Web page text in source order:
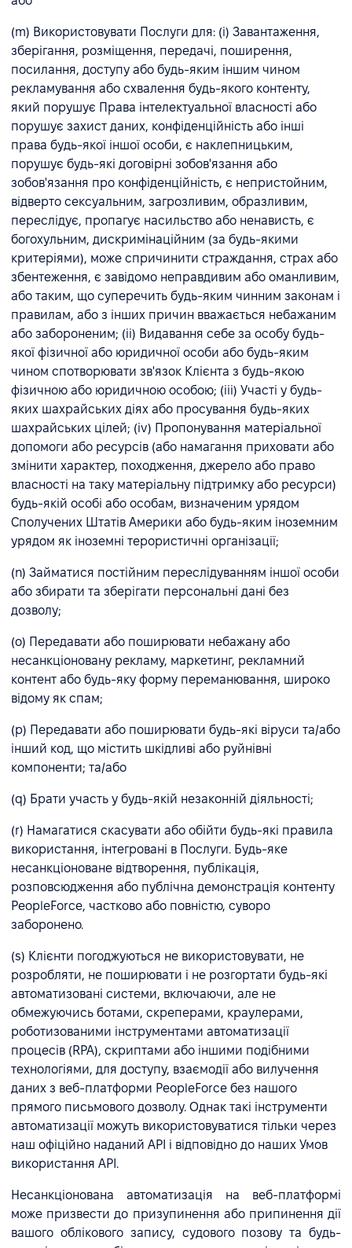
(m) Використовувати Послуги для: (i) Завантаження,
зберігання, розміщення, передачі, поширення,
посилання, доступу або будь-яким іншим чином
рекламування або схвалення будь-якого контенту,
який порушує Права інтелектуальної власності або
порушує захист даних, конфіденційність або інші
права будь-якої іншої особи, є наклепницьким,
порушує будь-які договірні зобов'язання або
зобов'язання про конфіденційність, є непристойним,
відверто сексуальним, загрозливим, образливим,
переслідує, пропагує насильство або ненависть, є
богохульним, дискримінаційним (за будь-якими
критеріями), може спричинити страждання, страх або
збентеження, є завідомо неправдивим або оманливим,
або таким, що суперечить будь-яким чинним законам і
правилам, або з інших причин вважається небажаним
або забороненим; (ii) Видавання себе за особу будь-
якої фізичної або юридичної особи або будь-яким
чином спотворювати зв'язок Клієнта з будь-якою
фізичною або юридичною особою; (iii) Участі у будь-
яких шахрайських діях або просування будь-яких
шахрайських цілей; (iv) Пропонування матеріальної
допомоги або ресурсів (або намагання приховати або
змінити характер, походження, джерело або право
власності на таку матеріальну підтримку або ресурси)
будь-якій особі або особам, визначеним урядом
Сполучених Штатів Америки або будь-яким іноземним
урядом як іноземні терористичні організації;
(n) Займатися постійним переслідуванням іншої особи
або збирати та зберігати персональні дані без
дозволу;
(o) Передавати або поширювати небажану або
несанкціоновану рекламу, маркетинг, рекламний
контент або будь-яку форму переманювання, широко
відому як спам;
(p) Передавати або поширювати будь-які віруси та/або
інший код, що містить шкідливі або руйнівні
компоненти; та/або
(q) Брати участь у будь-якій незаконній діяльності;
(r) Намагатися скасувати або обійти будь-які правила
використання, інтегровані в Послуги. Будь-яке
несанкціоноване відтворення, публікація,
розповсюдження або публічна демонстрація контенту
PeopleForce, частково або повністю, суворо
заборонено.
(s) Клієнти погоджуються не використовувати, не
розробляти, не поширювати і не розгортати будь-які
автоматизовані системи, включаючи, але не
обмежуючись ботами, скреперами, краулерами,
роботизованими інструментами автоматизації
процесів (RPA), скриптами або іншими подібними
технологіями, для доступу, взаємодії або вилучення
даних з веб-платформи PeopleForce без нашого
прямого письмового дозволу. Однак такі інструменти
автоматизації можуть використовуватися тільки через
наш офіційно наданий API і відповідно до наших Умов
використання API.
Несанкціонована автоматизація на веб-платформі
може призвести до призупинення або припинення дії
вашого облікового запису, судового позову та будь-